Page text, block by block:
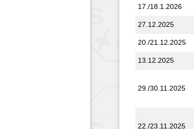
17./18.1.2026
27.12.2025
20./21.12.2025
13.12.2025
29./30.11.2025
22./23.11.2025